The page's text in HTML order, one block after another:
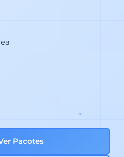
Pacotes